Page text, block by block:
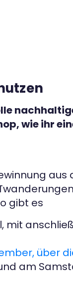
wie ihr
aus
gibt es
mit
über
am